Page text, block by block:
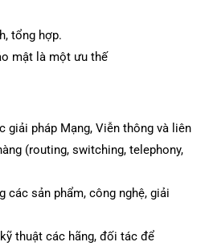
tổng hợp.
mật là một ưu thế
giải pháp Mạng, Viễn thông và liên
(routing, switching, telephony,
các sản phẩm, công nghệ, giải
thuật các hãng, đối tác để